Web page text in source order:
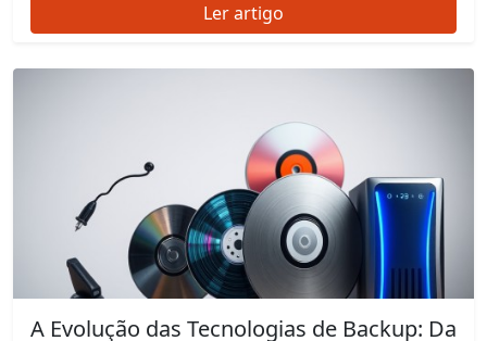
Ler artigo
A Evolução das Tecnologias de Backup: Da